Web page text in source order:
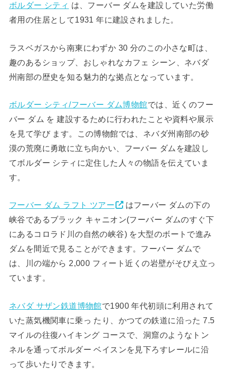
ボルダー シティ は、フーバー ダムを建設していた労働
者用の住居として1931 年に建設されました。
ラスベガスから南東にわずか 30 分のこの小さな町は、
趣のあるショップ、おしゃれなカフェ シーン、ネバダ
州南部の歴史を知る魅力的な拠点となっています。
ボルダー シティ/フーバー ダム博物館では、近くのフー
バー ダム を 建設するために行われたことや資料や展示
を見て学び ます。この博物館では、 ネバダ州南部の砂
漠の荒廃に勇敢に立ち向かい、フーバー ダムを建設し
てボルダー シティに定住した人々の物語を伝えていま
す。
フーバー ダム ラフト ツアー
はフーバー ダムの下の
峡谷であるブラック キャニオン(フーバー ダムのすぐ下
にあるコロラド川の自然の峡谷) を大型のボートで進み
ダムを間近で見ることができます。フーバー ダムで
は、川の端から 2,000 フィート近くの岩壁がそびえ立っ
ています。
ネバダ サザン鉄道博物館で1900 年代初頭に利用されて
いた蒸気機関車に乗っ たり、かつての鉄道に沿った 7.5
マイルの往復ハイキング コースで、洞窟のようなトン
ネルを通ってボルダー ベイスンを見下ろすレールに沿
って歩いたりできます。